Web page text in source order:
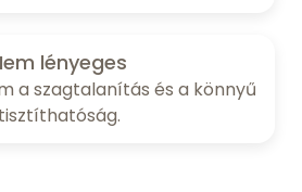
lényeges
a szagtalanítás és a könnyű
tisztíthatóság.